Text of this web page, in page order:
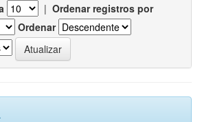
| Ordenar registros por
Ordenar